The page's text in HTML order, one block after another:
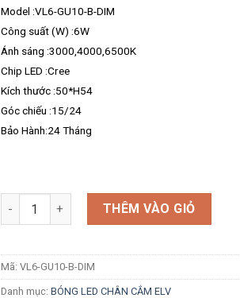
Model :VL6-GU10-B-DIM
Công suất (W) :6W
Ánh sáng :3000,4000,6500K
Chip LED :Cree
Kích thước :50*H54
Góc chiếu :15/24
Bảo Hành:24 Tháng
Số lượng THÊM VÀO GIỎ
Mã: VL6-GU10-B-DIM
Danh mục: BÓNG LED CHÂN CẮM ELV